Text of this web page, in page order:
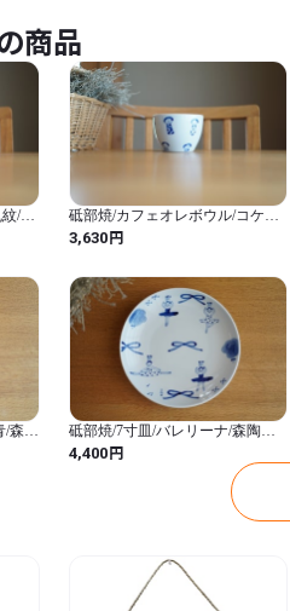
商品
/森
砥部焼/カフェオレボウル/コケシ/
森陶房Kaori
3,630円
/森陶
砥部焼/7寸皿/バレリーナ/森陶房
Kaori
4,400円